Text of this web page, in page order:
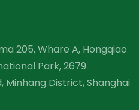
205, Whare A, Hongqiao
Park, 2679
Minhang District, Shanghai